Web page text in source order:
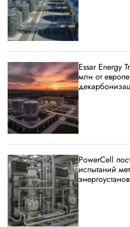
Essar Energy
млн от
PowerCell
испытаний